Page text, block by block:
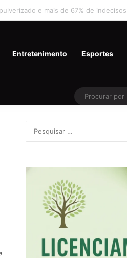
e miram 2º turno
Entretenimento Esportes